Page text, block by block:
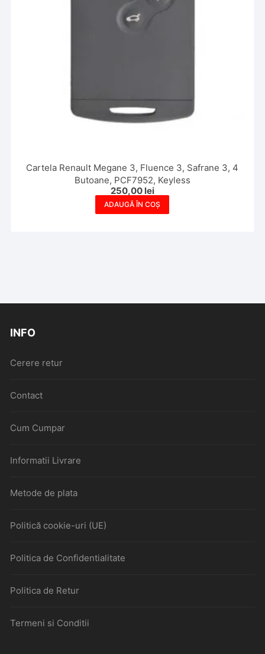
Cartela Renault Megane 3, Fluence 3, Safrane 3, 4
Butoane, PCF7952, Keyless
250,00 lei
ADAUGĂ ÎN COȘ
INFO
Cerere retur
Contact
Cum Cumpar
Informatii Livrare
Metode de plata
Politică cookie-uri (UE)
Politica de Confidentialitate
Politica de Retur
Termeni si Conditii